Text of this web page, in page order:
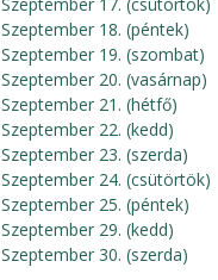
Szeptember 18. (péntek)
Szeptember 19. (szombat)
Szeptember 20. (vasárnap)
Szeptember 21. (hétfő)
Szeptember 22. (kedd)
Szeptember 23. (szerda)
Szeptember 24. (csütörtök)
Szeptember 25. (péntek)
Szeptember 29. (kedd)
Szeptember 30. (szerda)